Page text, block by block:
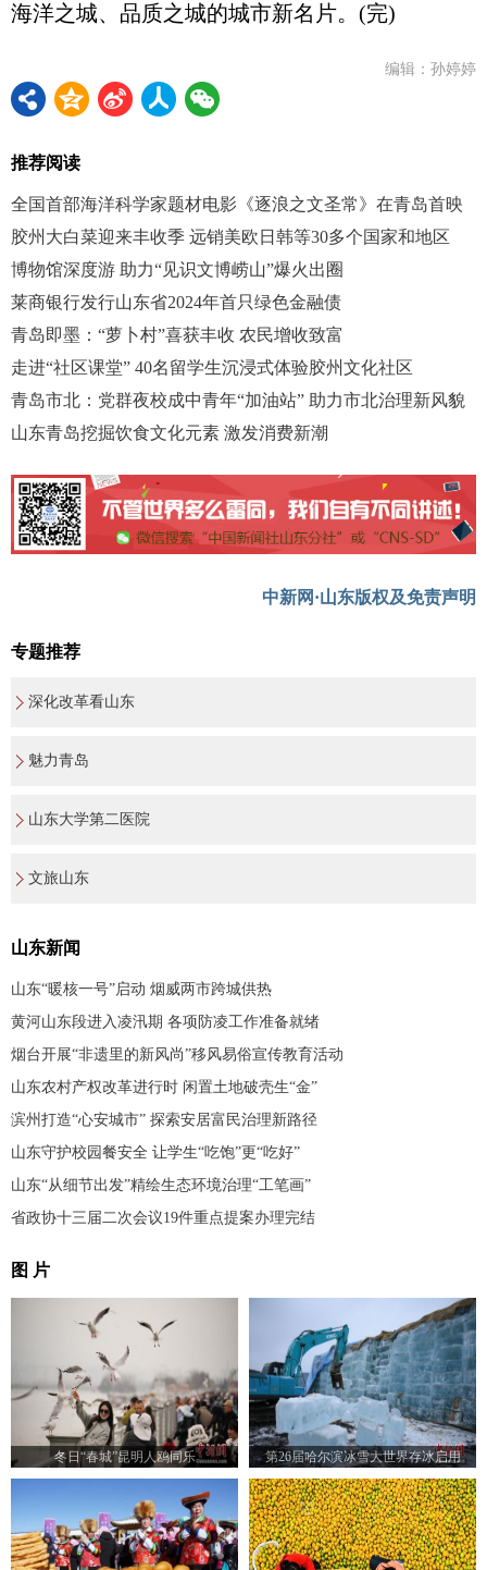
海洋之城、品质之城的城市新名片。(完)
编辑：孙婷婷
推荐阅读
全国首部海洋科学家题材电影《逐浪之文圣常》在青岛首映
胶州大白菜迎来丰收季 远销美欧日韩等30多个国家和地区
博物馆深度游 助力“见识文博崂山”爆火出圈
莱商银行发行山东省2024年首只绿色金融债
青岛即墨：“萝卜村”喜获丰收 农民增收致富
走进“社区课堂” 40名留学生沉浸式体验胶州文化社区
青岛市北：党群夜校成中青年“加油站” 助力市北治理新风貌
山东青岛挖掘饮食文化元素 激发消费新潮
中新网·山东版权及免责声明
专题推荐
深化改革看山东
魅力青岛
山东大学第二医院
文旅山东
山东新闻
山东“暖核一号”启动 烟威两市跨城供热
黄河山东段进入凌汛期 各项防凌工作准备就绪
烟台开展“非遗里的新风尚”移风易俗宣传教育活动
山东农村产权改革进行时 闲置土地破壳生“金”
滨州打造“心安城市” 探索安居富民治理新路径
山东守护校园餐安全 让学生“吃饱”更“吃好”
山东“从细节出发”精绘生态环境治理“工笔画”
省政协十三届二次会议19件重点提案办理完结
图 片
冬日“春城”昆明人鸥同乐 第26届哈尔滨冰雪大世界存冰启用